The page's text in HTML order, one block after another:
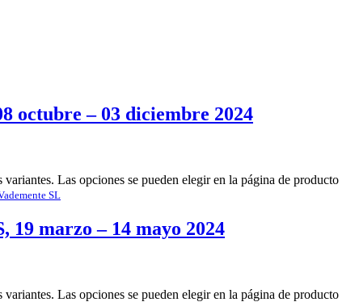
octubre – 03 diciembre 2024
Las opciones se pueden elegir en la página de producto
SL
marzo – 14 mayo 2024
Las opciones se pueden elegir en la página de producto